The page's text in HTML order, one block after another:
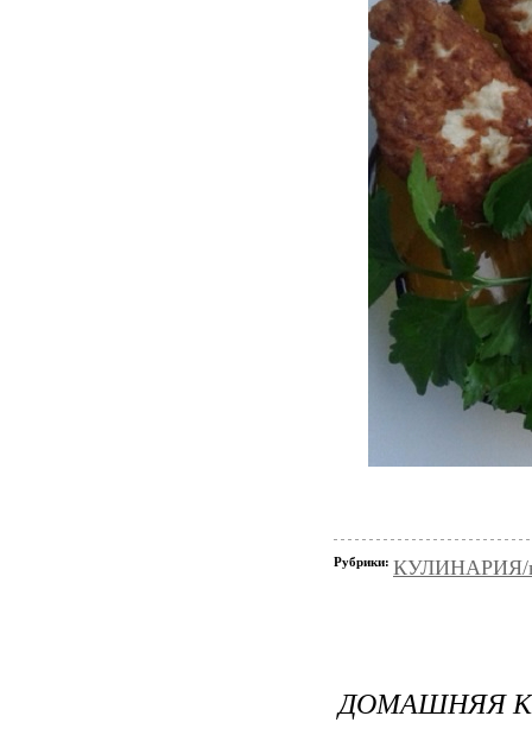
Рубрики: КУЛИНАРИЯ/
ДОМАШНЯЯ